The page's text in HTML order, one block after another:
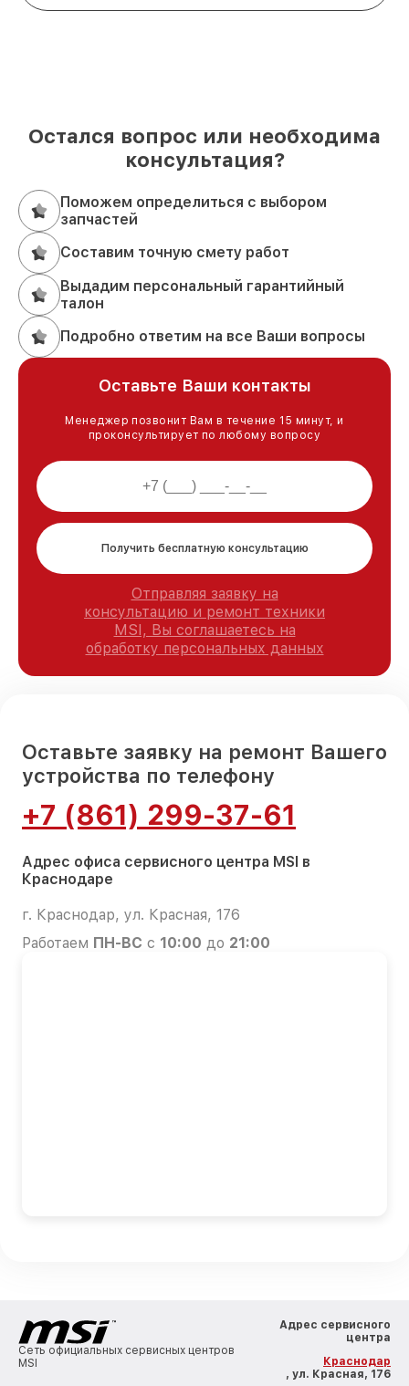
Остался вопрос или необходима
консультация?
Поможем определиться с выбором
запчастей
Составим точную смету работ
Выдадим персональный гарантийный
талон
Подробно ответим на все Ваши вопросы
Оставьте Ваши контакты
Менеджер позвонит Вам в течение 15 минут, и
проконсультирует по любому вопросу
Получить бесплатную консультацию
Отправляя заявку на
консультацию и ремонт техники
MSI, Вы соглашаетесь на
обработку персональных данных
Оставьте заявку на ремонт Вашего
устройства по телефону
+7 (861) 299-37-61
Адрес офиса сервисного центра MSI в
Краснодаре
г. Краснодар, ул. Красная, 176
Работаем ПН-ВС с 10:00 до 21:00
Сеть официальных сервисных центров
MSI
Адрес сервисного
центра
Краснодар
, ул. Красная, 176